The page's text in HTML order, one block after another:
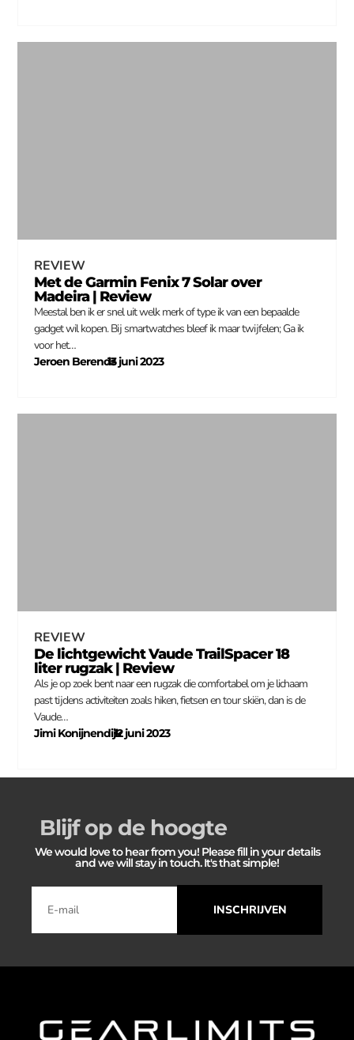
REVIEW
Met de Garmin Fenix 7 Solar over
Madeira | Review
Meestal ben ik er snel uit welk merk of type ik van een bepaalde
gadget wil kopen. Bij smartwatches bleef ik maar twijfelen; Ga ik
voor het…
Jeroen Berends
–
13 juni 2023
REVIEW
De lichtgewicht Vaude TrailSpacer 18
liter rugzak | Review
Als je op zoek bent naar een rugzak die comfortabel om je lichaam
past tijdens activiteiten zoals hiken, fietsen en tour skiën, dan is de
Vaude…
Jimi Konijnendijk
–
12 juni 2023
Blijf op de hoogte
We would love to hear from you! Please fill in your details
and we will stay in touch. It's that simple!
INSCHRIJVEN